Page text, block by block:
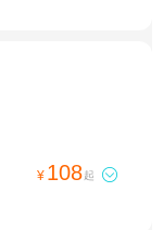
¥ 108起 